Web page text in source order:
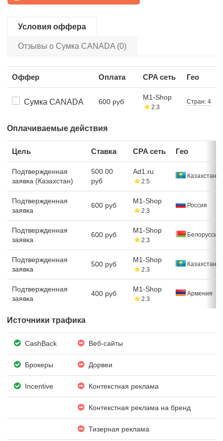
Условия оффера
Отзывы о Сумка CANADA (0)
Оффер Оплата CPA сеть Гео
Сумка CANADA 600 руб
M1-Shop
2.3
Стран: 4
Оплачиваемые действия
Цель Ставка CPA сеть Гео
Подтвержденная
заявка (Казахстан)
500.00
руб
Ad1.ru
2.5
Казахстан
Подтвержденная
заявка
600 руб
M1-Shop
2.3
Россия
Подтвержденная
заявка
600 руб
M1-Shop
2.3
Белоруссия
Подтвержденная
заявка
500 руб
M1-Shop
2.3
Казахстан
Подтвержденная
заявка
400 руб
M1-Shop
2.3
Армения
Источники трафика
CashBack Веб-сайты
Брокеры Дорвеи
Incentive Контекстная реклама
Контекстная реклама на бренд
Тизерная реклама